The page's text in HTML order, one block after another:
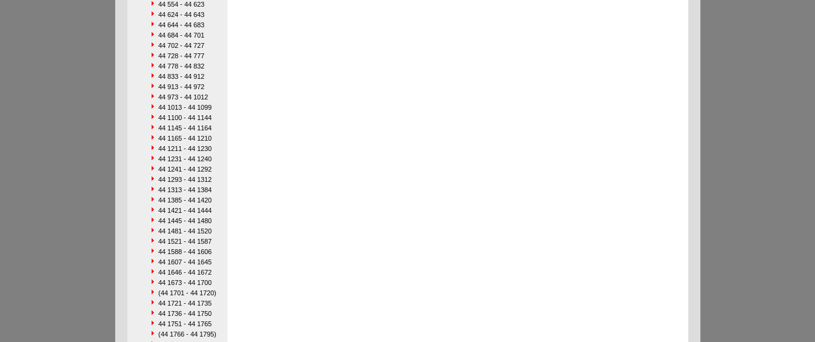
44 554 - 44 623
44 624 - 44 643
44 644 - 44 683
44 684 - 44 701
44 702 - 44 727
44 728 - 44 777
44 778 - 44 832
44 833 - 44 912
44 913 - 44 972
44 973 - 44 1012
44 1013 - 44 1099
44 1100 - 44 1144
44 1145 - 44 1164
44 1165 - 44 1210
44 1211 - 44 1230
44 1231 - 44 1240
44 1241 - 44 1292
44 1293 - 44 1312
44 1313 - 44 1384
44 1385 - 44 1420
44 1421 - 44 1444
44 1445 - 44 1480
44 1481 - 44 1520
44 1521 - 44 1587
44 1588 - 44 1606
44 1607 - 44 1645
44 1646 - 44 1672
44 1673 - 44 1700
(44 1701 - 44 1720)
44 1721 - 44 1735
44 1736 - 44 1750
44 1751 - 44 1765
(44 1766 - 44 1795)